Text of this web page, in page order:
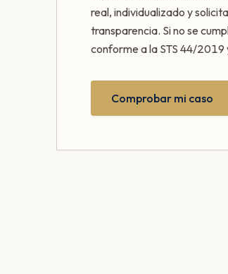
real, individualizado y
transparencia. Si no se
conforme a la STS 44/
Comprobar mi caso